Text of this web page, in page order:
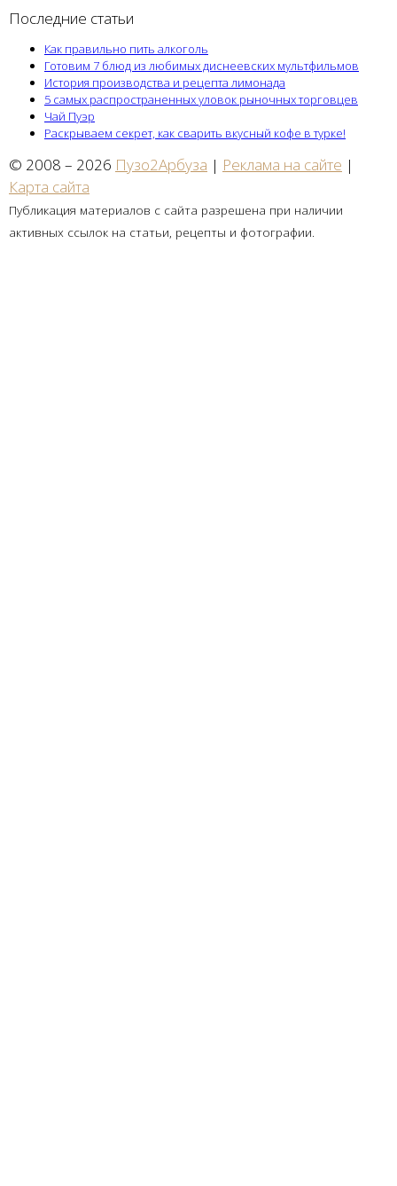
Последние статьи
Как правильно пить алкоголь
Готовим 7 блюд из любимых диснеевских мультфильмов
История производства и рецепта лимонада
5 самых распространенных уловок рыночных торговцев
Чай Пуэр
Раскрываем секрет, как сварить вкусный кофе в турке!
© 2008 – 2026 Пузо2Арбуза | Реклама на сайте |
Карта сайта
Публикация материалов с сайта разрешена при наличии
активных ссылок на статьи, рецепты и фотографии.